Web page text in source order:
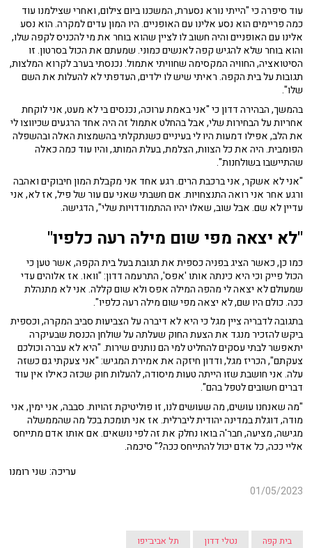
עוד סיפרה כי "הייתי נורא נסערת, המשכנו ביום צילום, ואחרי שצילמנו עוד
כמה פריימים הוא נסע אלינו עם האופניים. היו המון עדים למקרה. הוא נסע
אלינו עם האופניים והיה חשוב לו לציין שהוא בוחר את מי להכניס לקפה שלו,
והוא בוחר שלא להגיש קפה לאנשים כמוני. שמעתם את הכול בסרטון. זו
הסיטואציה, החוויה המקסימה שחוויתי אתמול. נכנסתי בערב לקרוא המלצות,
תגובות על בית הקפה. ראיתי שיש לו ילדים, העדפתי לא להעלות את השם
שלו".
בהמשך, הבהירה דדון כי "אני באמת ערוכה, נכנסים בי לא מעט, אני לוקחת
אחריות על הבחירות שלי, אבל בהחלט אתמול זה היה אחד הרגעים שכיווצו לי
את הלב, אפילו דמעות היו לי בעיניים כשנתקלתי בהשמצות האלה ובהשפלה
הפומבית. היה את כל הצוות, הצלמת, בעלת המותג, והיו עוד כמה כאלה
שהתיישבו בשולחנות".
"אני לא אשקר, אני ברכבת הרים. רגע אחד אני מקבלת המון חיבוקים ואהבה
ורגע אחר אני רואה התנצחויות. אם חשבתי שאני עם עור של פיל, אז לא, אני
עדיין לא שם. אבל שוב, שאלו יהיו ההתמודדויות שלי", הדגישה.
"לא יצאה מפי שום מילה רעה כלפיו"
כמו כן, כאשר הציג בפניה כספית את תגובת בעל בית הקפה, אשר טען כי
הכול פייק וכי היא כינתה אותו 'אפס', התרעמה דדון: "וואו. אז אלוהים עדי
שמעולם לא יצאה לי מהפה המילה אפס ולא שום קללה. אני לא מתנהלת
ככה. כולם היו שם, לא יצאה מפי שום מילה רעה כלפיו".
בתגובה לדבריה ציין מגל כי היא לא דיברה על הצביעות סביב המקרה, וכספית
ביקש להזכיר מנגד את הצעת החוק שעלתה על שולחן הכנסת שבעיקרה
יתאפשר לבתי עסקים להחליט למי הם נותנים שירות. "היא לא עברה וכולכם
צעקתם", הכריז מגל, ודדון חיזקה את אמירת המגיש: "אני צעקתי גם כשזה
עלה. אני חושבת שזו הייתה טעות מיסודה, להעלות חוק שכזה כאילו אין עוד
דברים חשובים לטפל בהם".
"מה שאנחנו עושים, מה שעושים לנו, זו פוליטיקת זהויות. סבבה, אני ימין, אני
מודה, דוגלת במדינה יהודית ליברלית. אז אני תומכת בכל מה שהממשלה
מגישה, מציעה, חבר'ה בואו נחלק את זה לפי נושאים. אם אותו אדם מתייחס
אליי ככה, כל אדם יכול להתייחס ככה?" סיכמה.
עריכה: שני רומנו
01/05/2023
בית קפה נטלי דדון תל אביב־יפו